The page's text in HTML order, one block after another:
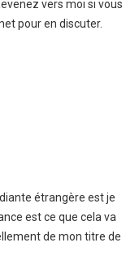
vers moi si vous
pour en discuter.
étrangère est je
est ce que cela va
de mon titre de